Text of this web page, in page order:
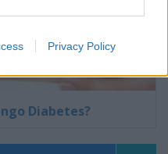
Privacy Policy
Diabetes?